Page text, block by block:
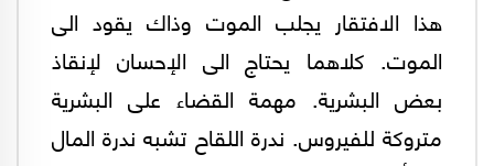
هذا الافتقار يجلب الموت وذاك يقود الى
الموت. كلاهما يحتاج الى الإحسان لإنقاذ
بعض البشرية. مهمة القضاء على البشرية
متروكة للفيروس. ندرة اللقاح تشبه ندرة المال